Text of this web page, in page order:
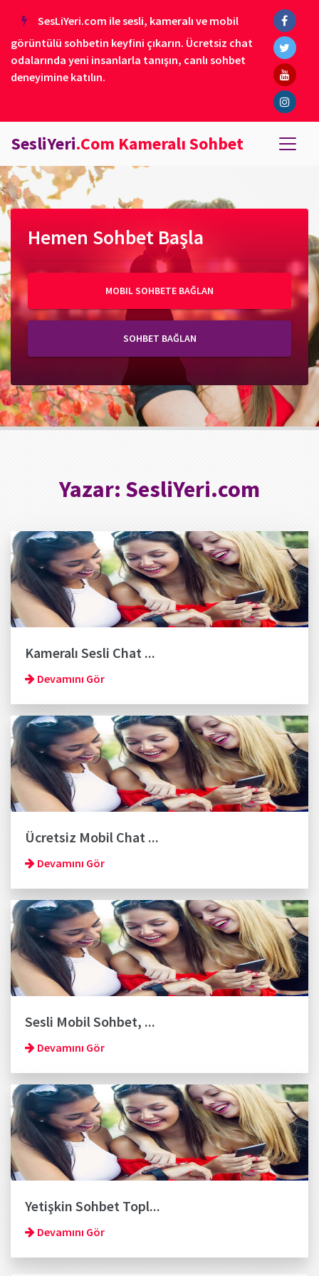
SesLiYeri.com ile sesli, kameralı ve mobil
görüntülü sohbetin keyfini çıkarın. Ücretsiz chat
odalarında yeni insanlarla tanışın, canlı sohbet
deneyimine katılın.
SesliYeri.Com Kameralı Sohbet
Hemen Sohbet Başla
MOBIL SOHBETE BAĞLAN
SOHBET BAĞLAN
Yazar: SesliYeri.com
Kameralı Sesli Chat ...
Devamını Gör
Ücretsiz Mobil Chat ...
Devamını Gör
Sesli Mobil Sohbet, ...
Devamını Gör
Yetişkin Sohbet Topl...
Devamını Gör